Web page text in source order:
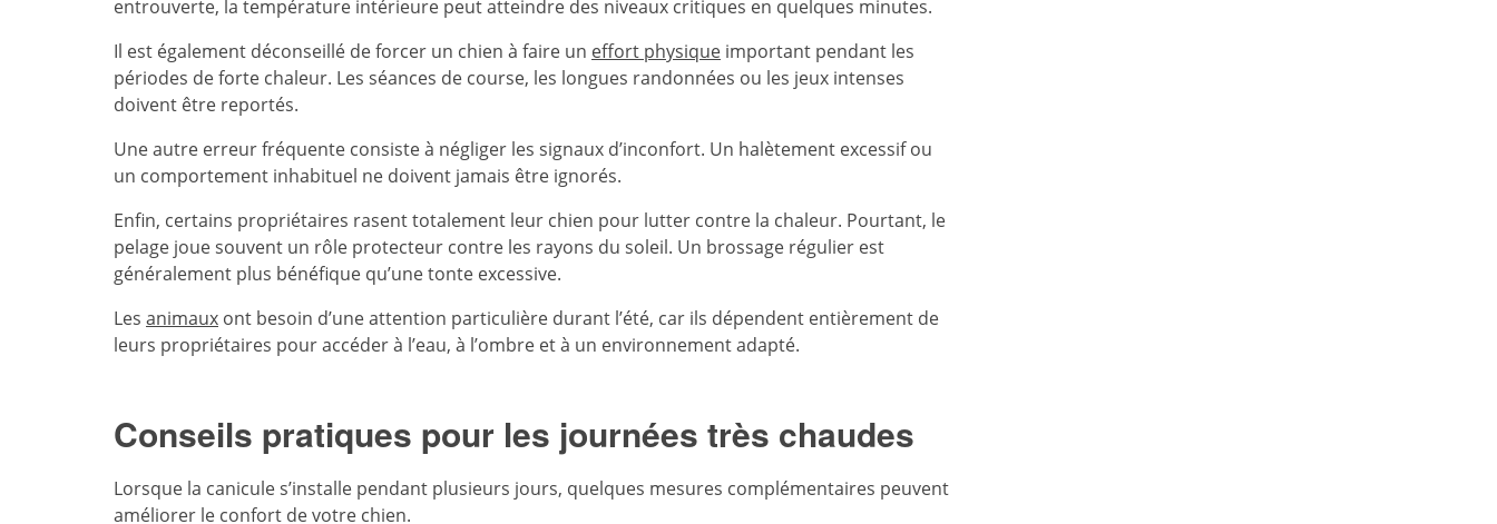
entrouverte, la température intérieure peut atteindre des niveaux critiques en quelques minutes.
Il est également déconseillé de forcer un chien à faire un effort physique important pendant les
périodes de forte chaleur. Les séances de course, les longues randonnées ou les jeux intenses
doivent être reportés.
Une autre erreur fréquente consiste à négliger les signaux d’inconfort. Un halètement excessif ou
un comportement inhabituel ne doivent jamais être ignorés.
Enfin, certains propriétaires rasent totalement leur chien pour lutter contre la chaleur. Pourtant, le
pelage joue souvent un rôle protecteur contre les rayons du soleil. Un brossage régulier est
généralement plus bénéfique qu’une tonte excessive.
Les animaux ont besoin d’une attention particulière durant l’été, car ils dépendent entièrement de
leurs propriétaires pour accéder à l’eau, à l’ombre et à un environnement adapté.
Conseils pratiques pour les journées très chaudes
Lorsque la canicule s’installe pendant plusieurs jours, quelques mesures complémentaires peuvent
améliorer le confort de votre chien.